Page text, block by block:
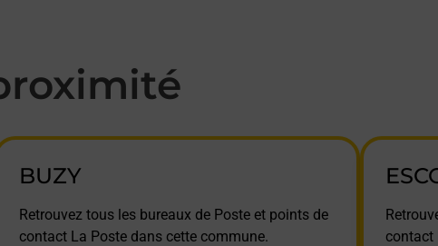
BUZY
Retrouvez tous les bureaux de Poste et points de
contact La Poste dans cette commune.
contact